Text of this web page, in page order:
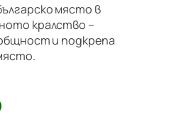
място в
кралство –
и подкрепа